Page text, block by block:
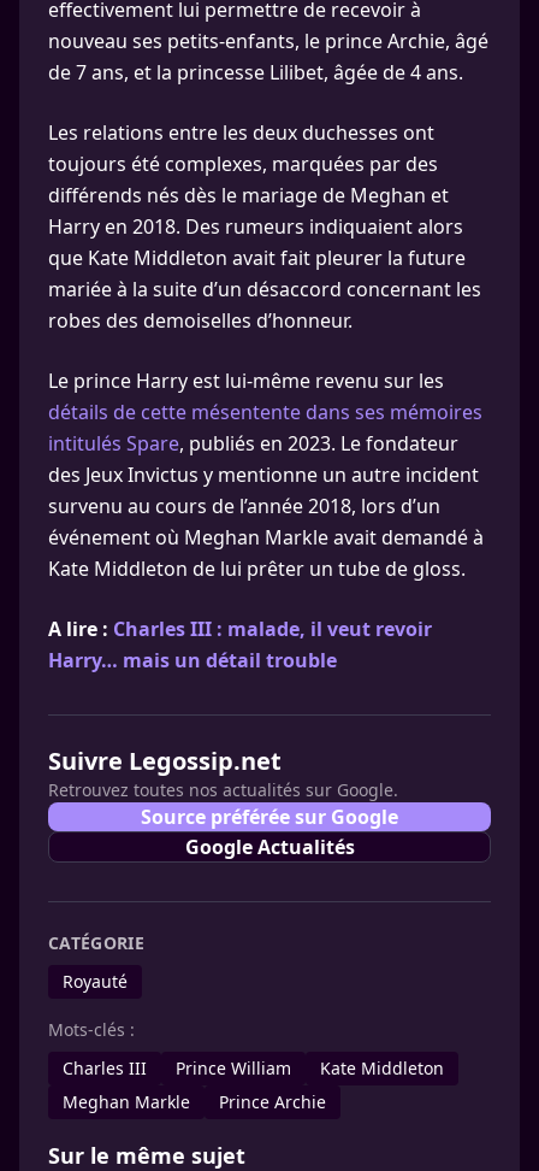
effectivement lui permettre de recevoir à
nouveau ses petits-enfants, le prince Archie, âgé
de 7 ans, et la princesse Lilibet, âgée de 4 ans.
Les relations entre les deux duchesses ont
toujours été complexes, marquées par des
différends nés dès le mariage de Meghan et
Harry en 2018. Des rumeurs indiquaient alors
que Kate Middleton avait fait pleurer la future
mariée à la suite d’un désaccord concernant les
robes des demoiselles d’honneur.
Le prince Harry est lui-même revenu sur les
détails de cette mésentente dans ses mémoires
intitulés Spare, publiés en 2023. Le fondateur
des Jeux Invictus y mentionne un autre incident
survenu au cours de l’année 2018, lors d’un
événement où Meghan Markle avait demandé à
Kate Middleton de lui prêter un tube de gloss.
A lire : Charles III : malade, il veut revoir
Harry… mais un détail trouble
Suivre Legossip.net
Retrouvez toutes nos actualités sur Google.
Source préférée sur Google
Google Actualités
CATÉGORIE
Royauté
Mots-clés :
Charles III
Prince William
Kate Middleton
Meghan Markle
Prince Archie
Sur le même sujet